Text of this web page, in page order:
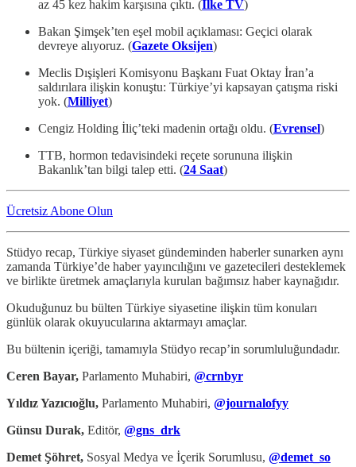
az 45 kez hakim karşısına çıktı. (İlke TV)
Bakan Şimşek’ten eşel mobil açıklaması: Geçici olarak
devreye alıyoruz. (Gazete Oksijen)
Meclis Dışişleri Komisyonu Başkanı Fuat Oktay İran’a
saldırılara ilişkin konuştu: Türkiye’yi kapsayan çatışma riski
yok. (Milliyet)
Cengiz Holding İliç’teki madenin ortağı oldu. (Evrensel)
TTB, hormon tedavisindeki reçete sorununa ilişkin
Bakanlık’tan bilgi talep etti. (24 Saat)
Ücretsiz Abone Olun
Stüdyo recap, Türkiye siyaset gündeminden haberler sunarken aynı
zamanda Türkiye’de haber yayıncılığını ve gazetecileri desteklemek
ve birlikte üretmek amaçlarıyla kurulan bağımsız haber kaynağıdır.
Okuduğunuz bu bülten Türkiye siyasetine ilişkin tüm konuları
günlük olarak okuyucularına aktarmayı amaçlar.
Bu bültenin içeriği, tamamıyla Stüdyo recap’in sorumluluğundadır.
Ceren Bayar, Parlamento Muhabiri, @crnbyr
Yıldız Yazıcıoğlu, Parlamento Muhabiri, @journalofyy
Günsu Durak, Editör, @gns_drk
Demet Şöhret, Sosyal Medya ve İçerik Sorumlusu, @demet_so